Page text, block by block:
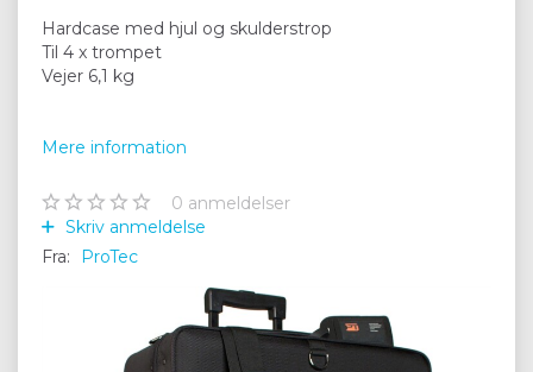
Hardcase med hjul og skulderstrop
Til 4 x trompet
Vejer 6,1 kg
Mere information
0 anmeldelser
Skriv anmeldelse
Fra:
ProTec